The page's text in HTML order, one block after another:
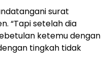
surat
“Tapi setelah dia
ketemu dengan
tingkah tidak